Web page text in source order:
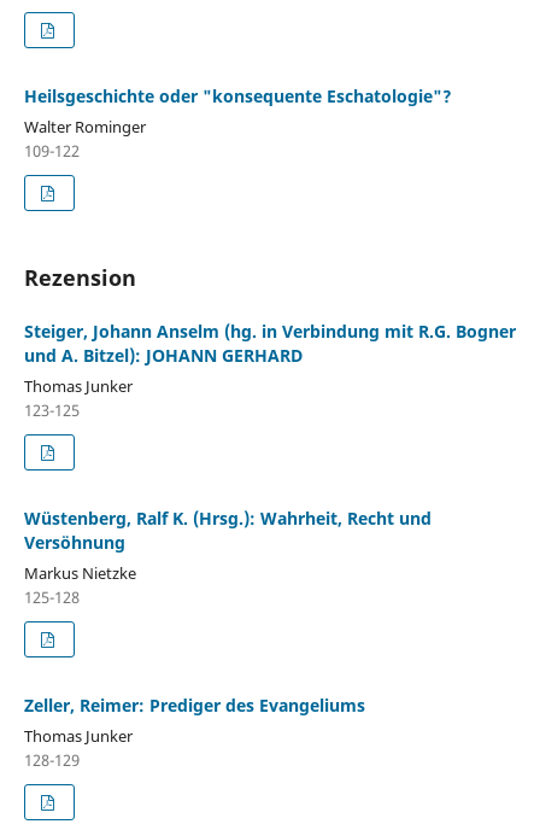
Heilsgeschichte oder "konsequente Eschatologie"?
Walter Rominger
109-122
Rezension
Steiger, Johann Anselm (hg. in Verbindung mit R.G. Bogner
und A. Bitzel): JOHANN GERHARD
Thomas Junker
123-125
Wüstenberg, Ralf K. (Hrsg.): Wahrheit, Recht und
Versöhnung
Markus Nietzke
125-128
Zeller, Reimer: Prediger des Evangeliums
Thomas Junker
128-129